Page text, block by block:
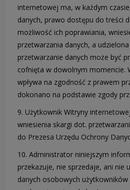
internetowej ma, w każdym
danych, prawo dostępu do treści
możliwość ich poprawiania,
przetwarzania danych, a
przetwarzanie danych może być
cofnięta w dowolnym momencie.
wpływa na zgodność z prawem
dokonano na podstawie zgody
9. Użytkownik Witryny
wniesienia skargi dot.
do Prezesa Urzędu Ochrony
10. Administrator niniejszym
przekazuje, nie sprzedaje, ani nie
danych osobowych